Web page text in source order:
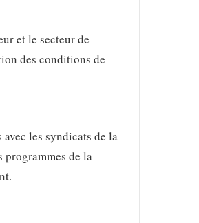
et le secteur de
des conditions de
les syndicats de la
programmes de la